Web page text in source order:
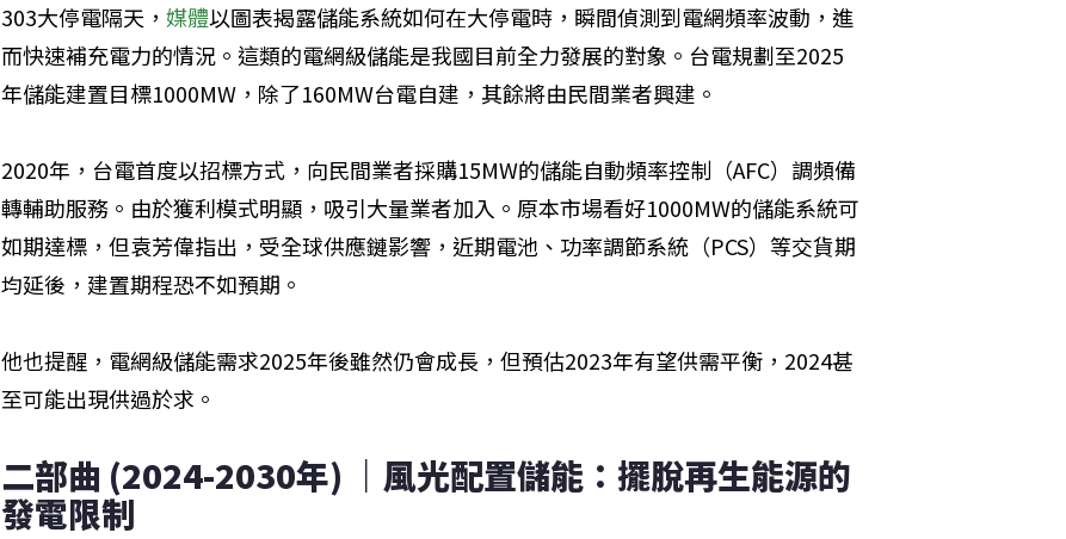
303大停電隔天， 媒體以圖表揭露儲能系統如何在大停電時，瞬間偵測到電網頻率波動，進
而快速補充電力的情況。這類的電網級儲能是我國目前全力發展的對象。台電規劃至2025
年儲能建置目標1000MW，除了160MW台電自建，其餘將由民間業者興建。
2020年，台電首度以招標方式，向民間業者採購15MW的儲能自動頻率控制（AFC）調頻備
轉輔助服務。由於獲利模式明顯，吸引大量業者加入。原本市場看好1000MW的儲能系統可
如期達標，但袁芳偉指出，受全球供應鏈影響，近期電池、功率調節系統（PCS）等交貨期
均延後，建置期程恐不如預期。
他也提醒，電網級儲能需求2025年後雖然仍會成長，但預估2023年有望供需平衡，2024甚
至可能出現供過於求。
二部曲 (2024-2030年) ｜風光配置儲能：擺脫再生能源的
發電限制